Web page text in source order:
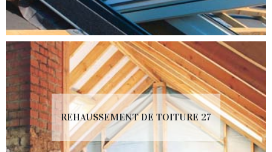
REHAUSSEMENT DE TOITURE 27